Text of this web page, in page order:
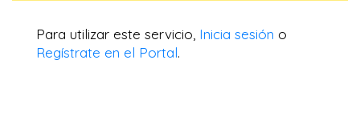
Para utilizar este servicio, Inicia sesión o
Regístrate en el Portal.